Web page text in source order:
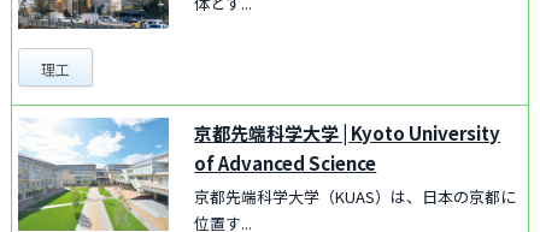
理工
京都先端科学大学| Kyoto University
of Advanced Science
京都先端科学大学（KUAS）は、日本の京都に
位置す...